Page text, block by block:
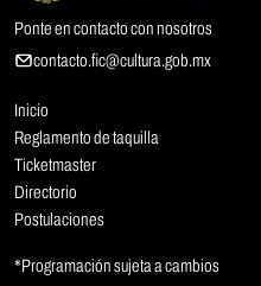
Ponte en contacto con nosotros
contacto.fic@cultura.gob.mx
Inicio
Reglamento de taquilla
Ticketmaster
Directorio
Postulaciones
*Programación sujeta a cambios